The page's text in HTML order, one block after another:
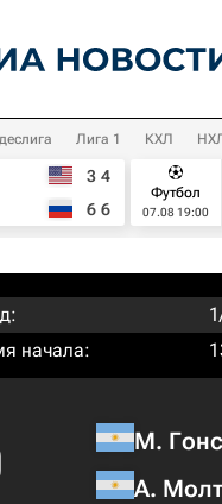
Лига 1 КХЛ
3 4
6 6
Футбол
07.08 19:00
начала:
М.
А.